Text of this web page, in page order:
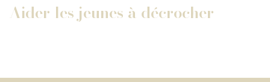
Aider les jeunes à décrocher